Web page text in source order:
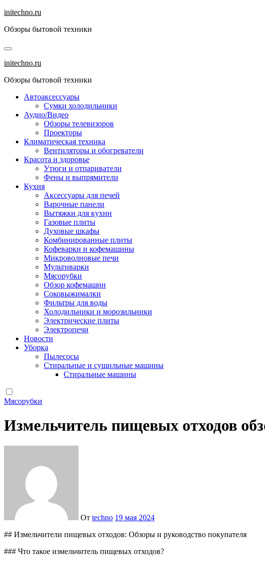
Перейти
содержанию
initechno.ru
Обзоры бытовой техники
initechno.ru
Обзоры бытовой техники
Автоаксессуары
Сумки холодильники
Аудио/Видео
Обзоры телевизоров
Проекторы
Климатическая техника
Вентиляторы и обогреватели
Красота и здоровье
Утюги и отпариватели
Фены и выпрямители
Кухня
Аксессуары для печей
Варочные панели
Вытяжки для кухни
Газовые плиты
Духовые шкафы
Комбинированные плиты
Кофеварки и кофемашины
Микроволновые печи
Мультиварки
Мясорубки
Обзор кофемашин
Соковыжималки
Фильтры для воды
Холодильники и морозильники
Электрические плиты
Электропечи
Новости
Уборка
Пылесосы
Стиральные и сушильные машины
Стиральные машины
Мясорубки
Измельчитель пищевых отходов
От techno 19 мая 2024
## Измельчители пищевых отходов: Обзоры и руководство покупателя
### Что такое измельчитель пищевых отходов?